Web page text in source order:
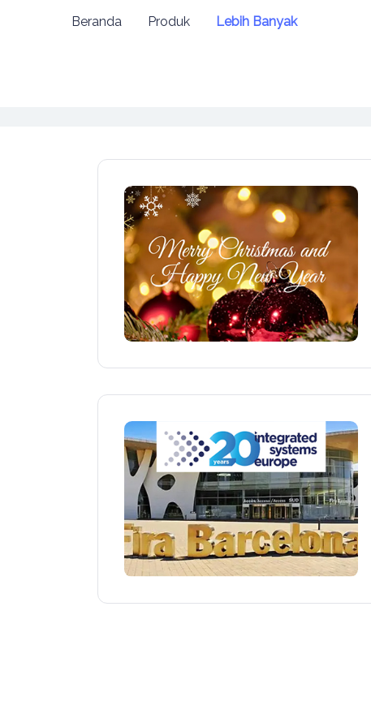
Beranda Produk Lebih Banyak